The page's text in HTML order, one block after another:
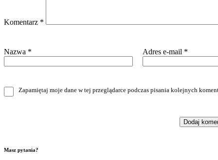
Komentarz *
Nazwa * Adres e-mail *
Zapamiętaj moje dane w tej przeglądarce podczas pisania kolejnych
Masz pytania?